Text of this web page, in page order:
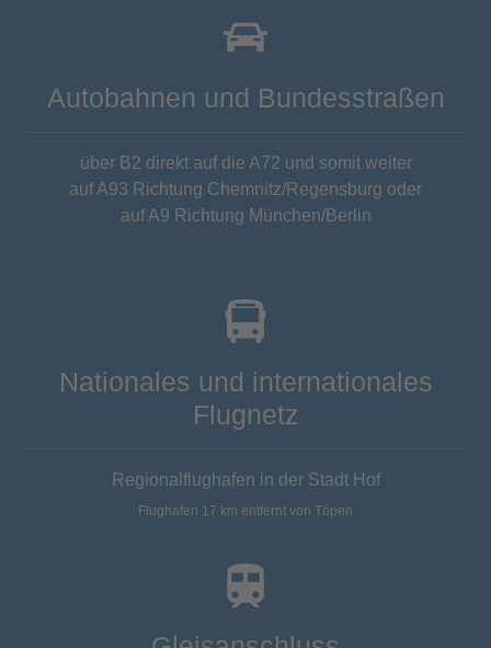
Autobahnen und Bundesstraßen
über B2 direkt auf die A72 und somit weiter
auf A93 Richtung Chemnitz/Regensburg oder
auf A9 Richtung München/Berlin
Nationales und internationales
Flugnetz
Regionalflughafen in der Stadt Hof
Flughafen 17 km entfernt von Töpen